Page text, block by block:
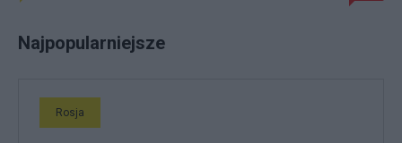
Najpopularniejsze
Rosja